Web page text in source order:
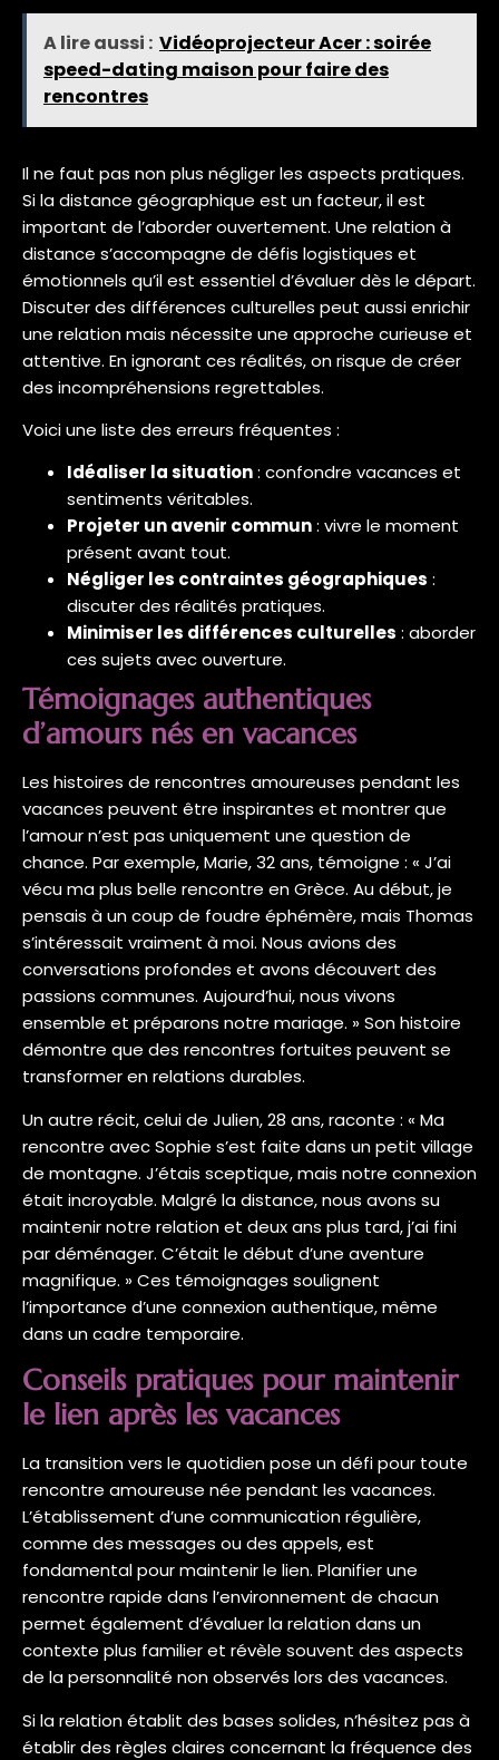
A lire aussi : Vidéoprojecteur Acer : soirée
speed-dating maison pour faire des
rencontres
Il ne faut pas non plus négliger les aspects pratiques.
Si la distance géographique est un facteur, il est
important de l’aborder ouvertement. Une relation à
distance s’accompagne de défis logistiques et
émotionnels qu’il est essentiel d’évaluer dès le départ.
Discuter des différences culturelles peut aussi enrichir
une relation mais nécessite une approche curieuse et
attentive. En ignorant ces réalités, on risque de créer
des incompréhensions regrettables.
Voici une liste des erreurs fréquentes :
Idéaliser la situation: confondre vacances et
sentiments véritables.
Projeter un avenir commun: vivre le moment
présent avant tout.
Négliger les contraintes géographiques :
discuter des réalités pratiques.
Minimiser les différences culturelles : aborder
ces sujets avec ouverture.
Témoignages authentiques
d’amours nés en vacances
Les histoires de rencontres amoureuses pendant les
vacances peuvent être inspirantes et montrer que
l’amour n’est pas uniquement une question de
chance. Par exemple, Marie, 32 ans, témoigne : « J’ai
vécu ma plus belle rencontre en Grèce. Au début, je
pensais à un coup de foudre éphémère, mais Thomas
s’intéressait vraiment à moi. Nous avions des
conversations profondes et avons découvert des
passions communes. Aujourd’hui, nous vivons
ensemble et préparons notre mariage. » Son histoire
démontre que des rencontres fortuites peuvent se
transformer en relations durables.
Un autre récit, celui de Julien, 28 ans, raconte : « Ma
rencontre avec Sophie s’est faite dans un petit village
de montagne. J’étais sceptique, mais notre connexion
était incroyable. Malgré la distance, nous avons su
maintenir notre relation et deux ans plus tard, j’ai fini
par déménager. C’était le début d’une aventure
magnifique. » Ces témoignages soulignent
l’importance d’une connexion authentique, même
dans un cadre temporaire.
Conseils pratiques pour maintenir
le lien après les vacances
La transition vers le quotidien pose un défi pour toute
rencontre amoureuse née pendant les vacances.
L’établissement d’une communication régulière,
comme des messages ou des appels, est
fondamental pour maintenir le lien. Planifier une
rencontre rapide dans l’environnement de chacun
permet également d’évaluer la relation dans un
contexte plus familier et révèle souvent des aspects
de la personnalité non observés lors des vacances.
Si la relation établit des bases solides, n’hésitez pas à
établir des règles claires concernant la fréquence des